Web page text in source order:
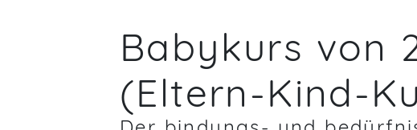
Babykurs von
(Eltern-Kind-